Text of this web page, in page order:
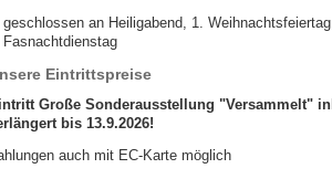
geschlossen an Heiligabend, 1.
Fasnachtdienstag
Eintrittspreise
Große Sonderausstellung "Versammelt"
bis 13.9.2026!
auch mit EC-Karte möglich